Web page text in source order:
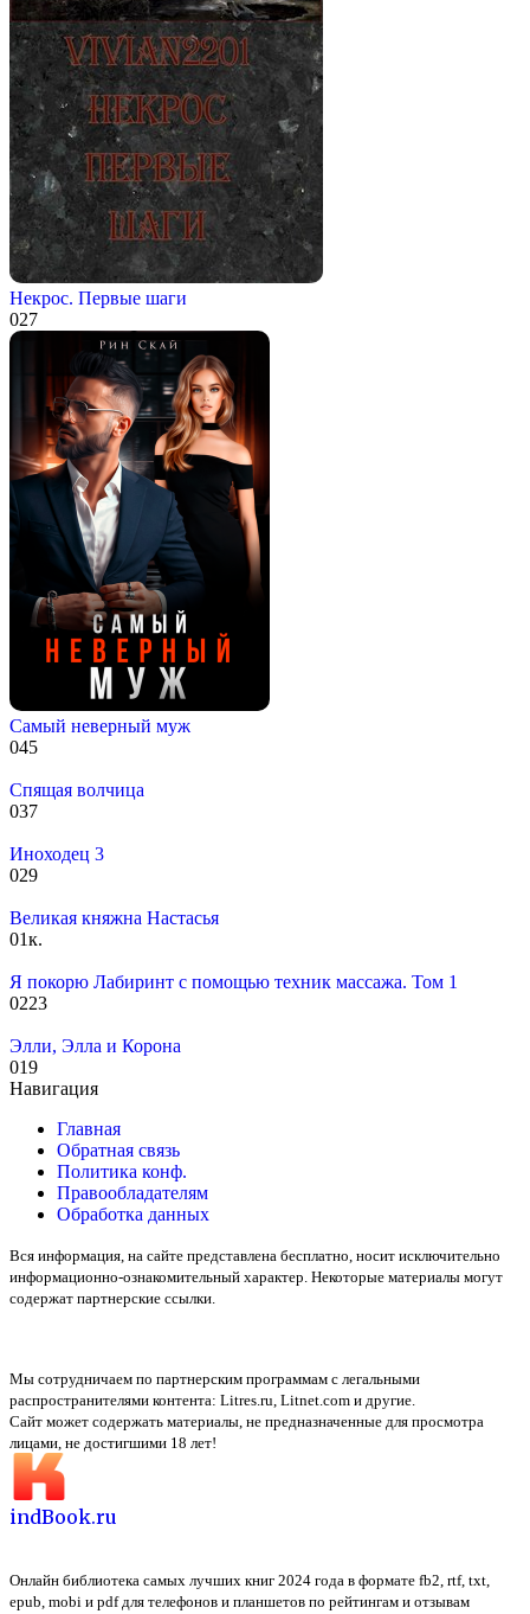
Некрос. Первые шаги
027
Самый неверный муж
045
Спящая волчица
037
Иноходец 3
029
Великая княжна Настасья
01к.
Я покорю Лабиринт с помощью техник массажа. Том 1
0223
Элли, Элла и Корона
019
Навигация
Главная
Обратная связь
Политика конф.
Правообладателям
Обработка данных
Вся информация, на сайте представлена бесплатно, носит исключительно
информационно-ознакомительный характер. Некоторые материалы могут
содержат партнерские ссылки.
Мы сотрудничаем по партнерским программам с легальными
распространителями контента: Litres.ru, Litnet.com и другие.
Сайт может содержать материалы, не предназначенные для просмотра
лицами, не достигшими 18 лет!
indBook.ru
Онлайн библиотека самых лучших книг 2024 года в формате fb2, rtf, txt,
epub, mobi и pdf для телефонов и планшетов по рейтингам и отзывам